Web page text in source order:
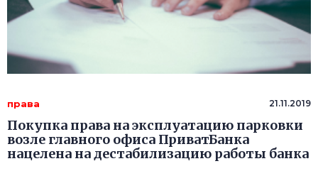
права 21.11.2019
Покупка права на эксплуатацию парковки
возле главного офиса ПриватБанка
нацелена на дестабилизацию работы банка